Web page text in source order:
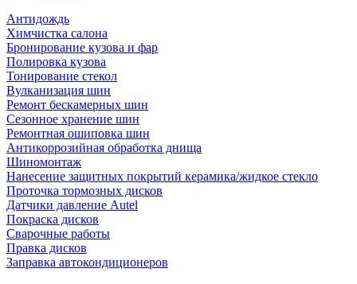
Антидождь
Химчистка салона
Бронирование кузова и фар
Полировка кузова
Тонирование стекол
Вулканизация шин
Ремонт бескамерных шин
Сезонное хранение шин
Ремонтная ошиповка шин
Антикоррозийная обработка днища
Шиномонтаж
Нанесение защитных покрытий керамика/жидкое стекло
Проточка тормозных дисков
Датчики давление Autel
Покраска дисков
Сварочные работы
Правка дисков
Заправка автокондиционеров